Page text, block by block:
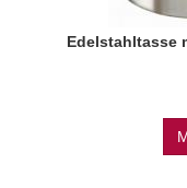
Edelstahltasse